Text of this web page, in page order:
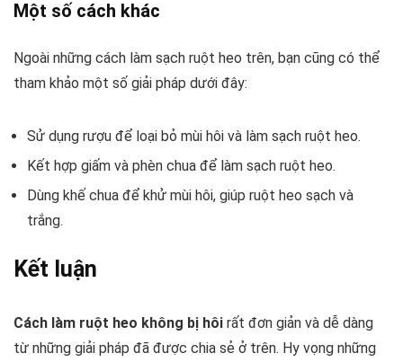
Một số cách khác
Ngoài những cách làm sạch ruột heo trên, bạn cũng có thể
tham khảo một số giải pháp dưới đây:
Sử dụng rượu để loại bỏ mùi hôi và làm sạch ruột heo.
Kết hợp giấm và phèn chua để làm sạch ruột heo.
Dùng khế chua để khử mùi hôi, giúp ruột heo sạch và
trắng.
Kết luận
Cách làm ruột heo không bị hôi rất đơn giản và dễ dàng
từ những giải pháp đã được chia sẻ ở trên. Hy vọng những